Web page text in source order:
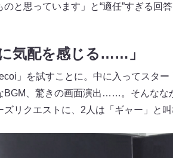
と思っています」と“適任”すぎる回
気配を感じる……」
」を試すことに。中に入ってスタ
BGM、驚きの画面演出……。そんなな
リクエストに、2人は「ギャー」と叫